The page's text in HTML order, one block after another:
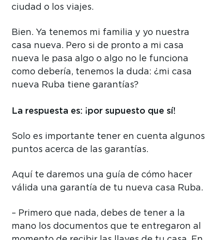
ciudad o los viajes.
Bien. Ya tenemos mi familia y yo nuestra
casa nueva. Pero si de pronto a mi casa
nueva le pasa algo o algo no le funciona
como debería, tenemos la duda: ¿mi casa
nueva Ruba tiene garantías?
La respuesta es: ¡por supuesto que sí!
Solo es importante tener en cuenta algunos
puntos acerca de las garantías.
Aquí te daremos una guía de cómo hacer
válida una garantía de tu nueva casa Ruba.
– Primero que nada, debes de tener a la
mano los documentos que te entregaron al